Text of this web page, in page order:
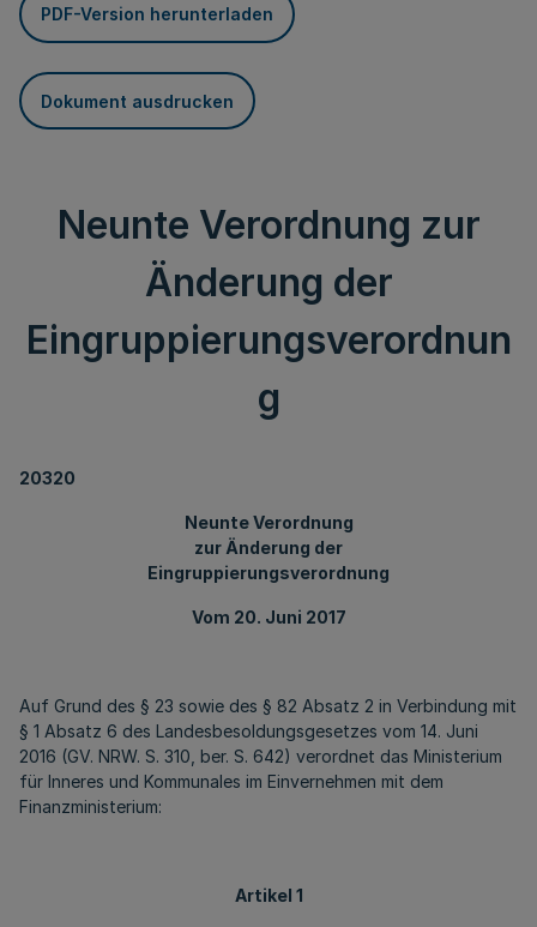
PDF-Version herunterladen
Dokument ausdrucken
Neunte Verordnung zur
Änderung der
Eingruppierungsverordnun
g
20320
Neunte Verordnung
zur Änderung der
Eingruppierungsverordnung
Vom 20. Juni 2017
Auf Grund des § 23 sowie des § 82 Absatz 2 in Verbindung mit
§ 1 Absatz 6 des Landesbesoldungsgesetzes vom 14. Juni
2016 (GV. NRW. S. 310, ber. S. 642) verordnet das Ministerium
für Inneres und Kommunales im Einvernehmen mit dem
Finanzministerium:
Artikel 1